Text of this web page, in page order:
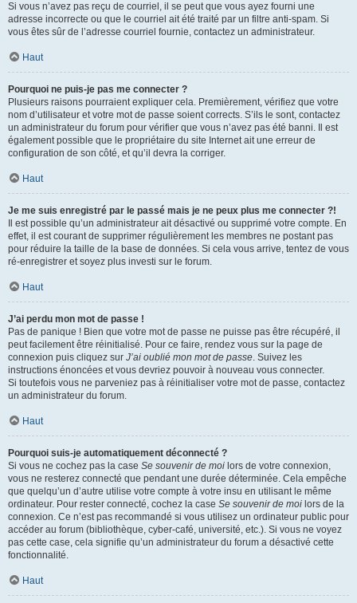
Si vous n’avez pas reçu de courriel, il se peut que vous ayez fourni une
adresse incorrecte ou que le courriel ait été traité par un filtre anti-spam. Si
vous êtes sûr de l’adresse courriel fournie, contactez un administrateur.
Haut
Pourquoi ne puis-je pas me connecter ?
Plusieurs raisons pourraient expliquer cela. Premièrement, vérifiez que votre
nom d’utilisateur et votre mot de passe soient corrects. S’ils le sont, contactez
un administrateur du forum pour vérifier que vous n’avez pas été banni. Il est
également possible que le propriétaire du site Internet ait une erreur de
configuration de son côté, et qu’il devra la corriger.
Haut
Je me suis enregistré par le passé mais je ne peux plus me connecter ?!
Il est possible qu’un administrateur ait désactivé ou supprimé votre compte. En
effet, il est courant de supprimer régulièrement les membres ne postant pas
pour réduire la taille de la base de données. Si cela vous arrive, tentez de vous
ré-enregistrer et soyez plus investi sur le forum.
Haut
J’ai perdu mon mot de passe !
Pas de panique ! Bien que votre mot de passe ne puisse pas être récupéré, il
peut facilement être réinitialisé. Pour ce faire, rendez vous sur la page de
connexion puis cliquez sur J’ai oublié mon mot de passe. Suivez les
instructions énoncées et vous devriez pouvoir à nouveau vous connecter.
Si toutefois vous ne parveniez pas à réinitialiser votre mot de passe, contactez
un administrateur du forum.
Haut
Pourquoi suis-je automatiquement déconnecté ?
Si vous ne cochez pas la case Se souvenir de moi lors de votre connexion,
vous ne resterez connecté que pendant une durée déterminée. Cela empêche
que quelqu’un d’autre utilise votre compte à votre insu en utilisant le même
ordinateur. Pour rester connecté, cochez la case Se souvenir de moi lors de la
connexion. Ce n’est pas recommandé si vous utilisez un ordinateur public pour
accéder au forum (bibliothèque, cyber-café, université, etc.). Si vous ne voyez
pas cette case, cela signifie qu’un administrateur du forum a désactivé cette
fonctionnalité.
Haut